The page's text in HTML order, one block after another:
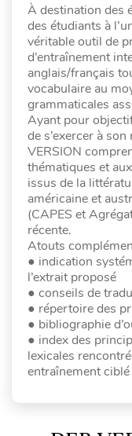
À destination des
des étudiants à
véritable outil de
d’entraînement
anglais/français
vocabulaire au
grammaticales
Ayant pour
de s’exercer à
VERSION
thématiques et
issus de la
américaine et
(CAPES et
récente.
Atouts
● indication
l’extrait proposé
● conseils de
● répertoire des
● bibliographie
● index des
lexicales
entraînement ciblé